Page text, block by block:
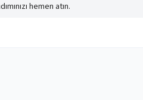
hemen atın.